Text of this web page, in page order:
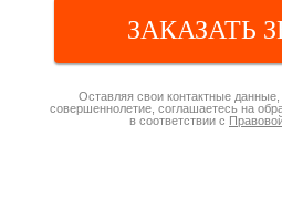
ЗАКАЗАТЬ
Оставляя свои контактные
совершеннолетие, соглашаетесь на
в соответствии с